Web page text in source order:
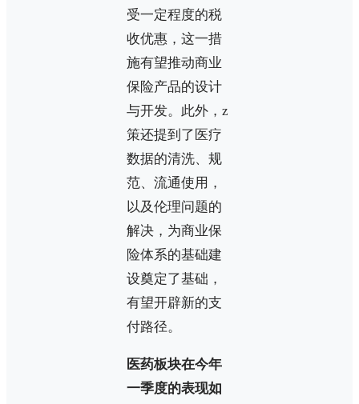
受一定程度的税
收优惠，这一措
施有望推动商业
保险产品的设计
与开发。此外，z
策还提到了医疗
数据的清洗、规
范、流通使用，
以及伦理问题的
解决，为商业保
险体系的基础建
设奠定了基础，
有望开辟新的支
付路径。
医药板块在今年
一季度的表现如